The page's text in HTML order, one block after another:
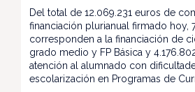
Del total de 12.069.231 euros de
financiación plurianual firmado hoy,
corresponden a la financiación de
grado medio y FP Básica y
atención al alumnado con
escolarización en Programas de